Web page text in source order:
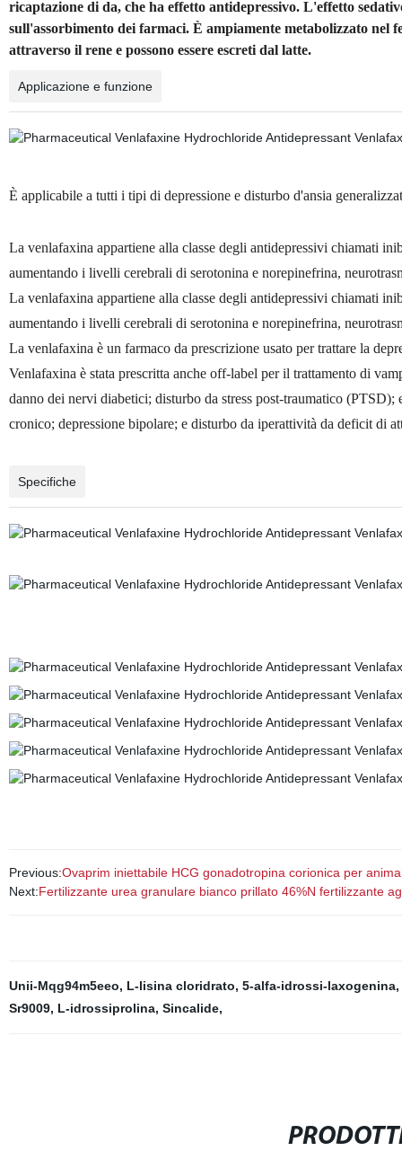
ricaptazione di da, che ha effetto antidepressivo. L'effetto
sull'assorbimento dei farmaci. È ampiamente metabolizzato nel
attraverso il rene e possono essere escreti dal latte.
Applicazione e funzione
È applicabile a tutti i tipi di depressione e disturbo d'ansia
La venlafaxina appartiene alla classe degli antidepressivi chiamati
aumentando i livelli cerebrali di serotonina e norepinefrina,
La venlafaxina appartiene alla classe degli antidepressivi chiamati
aumentando i livelli cerebrali di serotonina e norepinefrina,
La venlafaxina è un farmaco da prescrizione usato per trattare la
Venlafaxina è stata prescritta anche off-label per il trattamento di
danno dei nervi diabetici; disturbo da stress post-traumatico
cronico; depressione bipolare; e disturbo da iperattività da deficit di
Specifiche
Previous:Ovaprim iniettabile HCG gonadotropina corionica per
Next:Fertilizzante urea granulare bianco prillato 46%N fertilizzante
Unii-Mqg94m5eeo, L-lisina cloridrato, 5-alfa-idrossi-laxogenina,
Sr9009, L-idrossiprolina, Sincalide,